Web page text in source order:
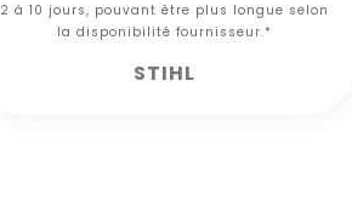
2 à 10 jours, pouvant être plus longue selon
la disponibilité fournisseur.*
STIHL